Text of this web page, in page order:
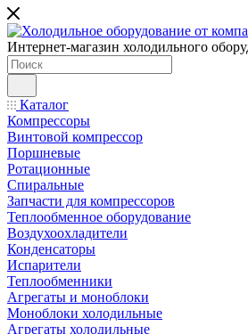
Интернет-магазин холодильного
Каталог
Компрессоры
Винтовой компрессор
Поршневые
Ротационные
Спиральные
Запчасти для компрессоров
Теплообменное оборудование
Воздухоохладители
Конденсаторы
Испарители
Теплообменники
Агрегаты и моноблоки
Моноблоки холодильные
Агрегаты холодильные